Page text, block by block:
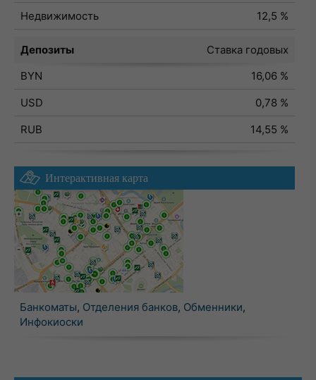
Недвижимость
12,5 %
Депозиты
Ставка годовых
BYN
16,06 %
USD
0,78 %
RUB
14,55 %
Интерактивная карта
Банкоматы, Отделения банков, Обменники,
Инфокиоски